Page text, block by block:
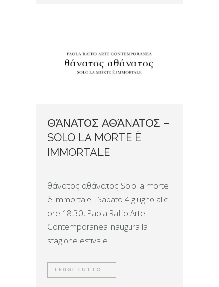
ΘΆΝΑΤΟΣ ΑΘΆΝΑΤΟΣ –
SOLO LA MORTE È
IMMORTALE
θάνατος αθάνατος Solo la morte
è immortale Sabato 4 giugno alle
ore 18:30, Paola Raffo Arte
Contemporanea inaugura la
stagione estiva e...
LEGGI TUTTO...